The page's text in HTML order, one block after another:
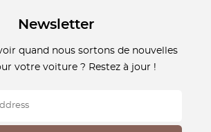
Newsletter
quand nous sortons de nouvelles
votre voiture ? Restez à jour !